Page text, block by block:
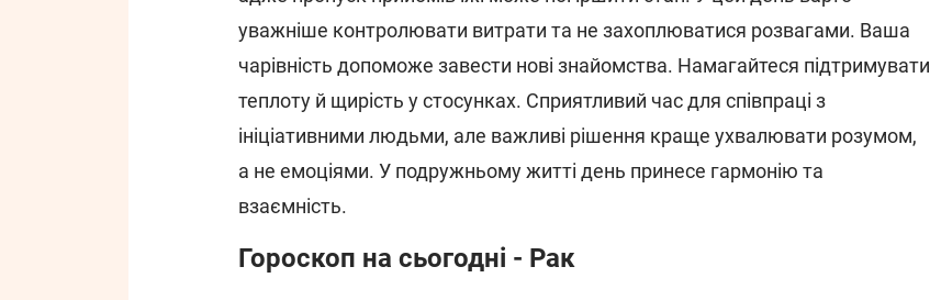
уважніше контролювати витрати та не захоплюватися розвагами. Ваша
чарівність допоможе завести нові знайомства. Намагайтеся підтримувати
теплоту й щирість у стосунках. Сприятливий час для співпраці з
ініціативними людьми, але важливі рішення краще ухвалювати розумом,
а не емоціями. У подружньому житті день принесе гармонію та
взаємність.
Гороскоп на сьогодні - Рак